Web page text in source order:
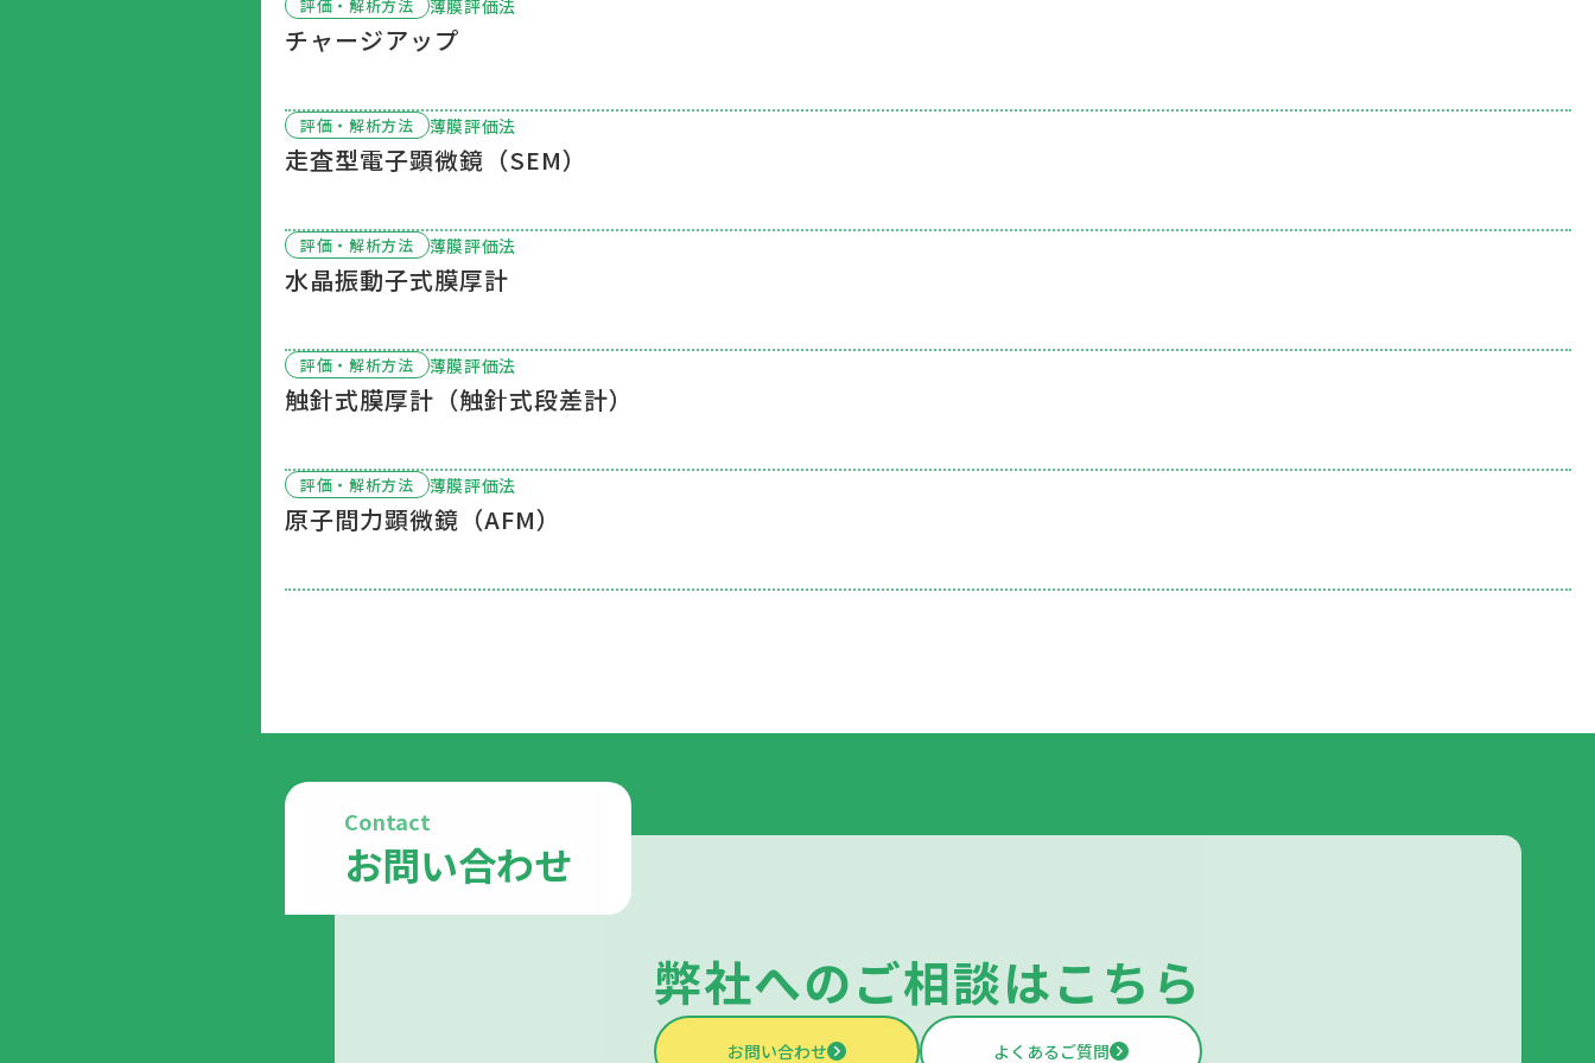
評価・解析方法 薄膜評価法
チャージアップ
評価・解析方法 薄膜評価法
走査型電子顕微鏡（SEM）
評価・解析方法 薄膜評価法
水晶振動子式膜厚計
評価・解析方法 薄膜評価法
触針式膜厚計（触針式段差計）
評価・解析方法 薄膜評価法
原子間力顕微鏡（AFM）
Contact
お問い合わせ
弊社へのご相談はこちら
お問い合わせ よくあるご質問